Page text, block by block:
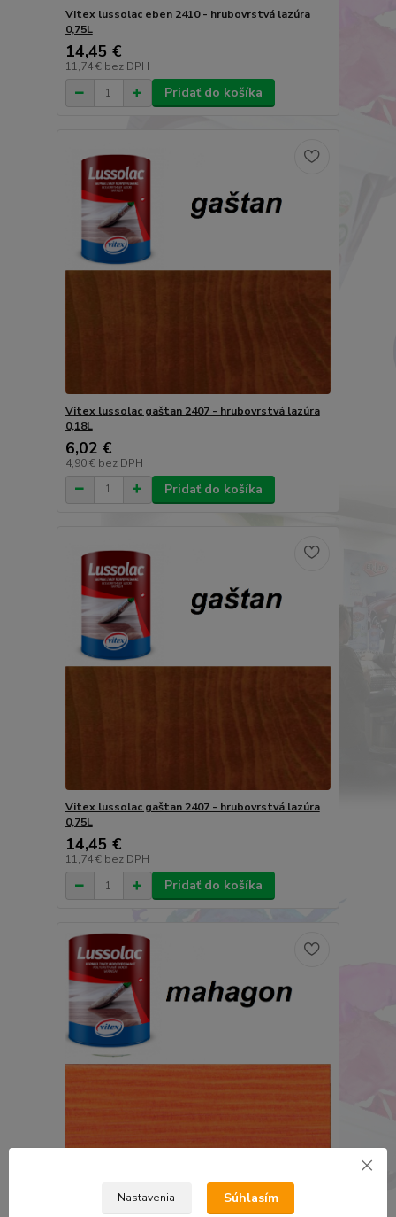
Vitex lussolac eben 2410 - hrubovrstvá lazúra
0,75L
14,45 €
11,74 € bez DPH
Pridať do košíka
Vitex lussolac gaštan 2407 - hrubovrstvá lazúra
0,18L
6,02 €
4,90 € bez DPH
Pridať do košíka
Vitex lussolac gaštan 2407 - hrubovrstvá lazúra
0,75L
14,45 €
11,74 € bez DPH
Pridať do košíka
Vitex lussolac mahagon 2405 - hrubovrstvá
Nastavenia Súhlasím